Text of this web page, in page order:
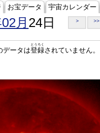
お宝データ 宇宙カレンダー
月 24日 > >>
データは登録
とうろく
されていません。